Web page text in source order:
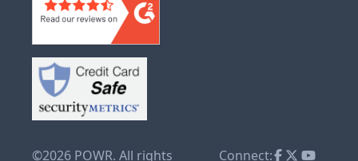
©2026 POWR. All rights Connect: